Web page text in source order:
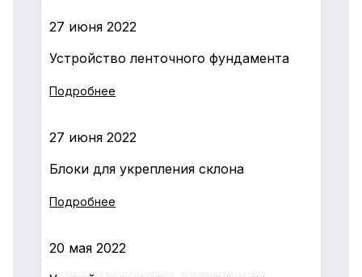
27 июня 2022
Устройство ленточного фундамента
Подробнее
27 июня 2022
Блоки для укрепления склона
Подробнее
20 мая 2022